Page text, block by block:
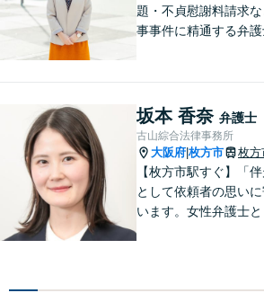
題・不貞慰謝料請求
事事件に精通する弁護
致します。どんなお悩
も、ご相談ください。
ズスペースあり】
坂本 香奈 弁護士
古山綜合法律事務所
大阪府 枚方市 枚方
【枚方市駅すぐ】「伴
として依頼者の思い
います。女性弁護士と
あればどうぞ気軽に